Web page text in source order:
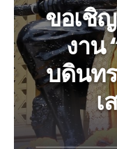
ขอเชิ
งาน
บดินท
เ